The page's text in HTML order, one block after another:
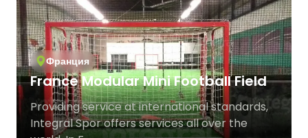
Сквош Корты
Стальные Трибуны
Баскетбольные Корты
Волейбольные Корты
Гольфовая Трава
Гибридная Трава
Натуральная Трава
Франция
France Modular Mini Football Field
Providing service at international standards,
Integral Spor offers services all over the